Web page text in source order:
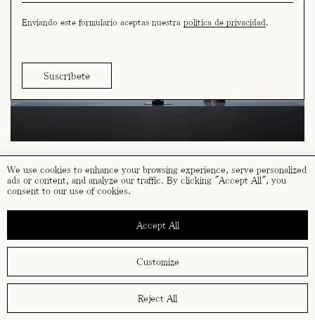
We use cookies to enhance your browsing experience, serve personalized
ads or content, and analyze our traffic. By clicking "Accept All", you
consent to our use of cookies.
Customize
Reject All
Accept All
Enviando este formulario aceptas nuestra política de privacidad
términos y condiciones
política de cookies